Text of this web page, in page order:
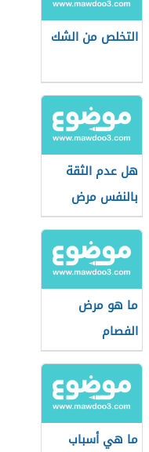
التخلص من الشك
هل عدم الثقة
بالنفس مرض
نفسي
ما هو مرض
الفصام
ما هي أسباب